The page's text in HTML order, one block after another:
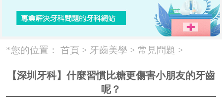
*您的位置： 首頁 > 牙齒美學 > 常見問題 >
【深圳牙科】什麼習慣比糖更傷害小朋友的牙齒
呢？